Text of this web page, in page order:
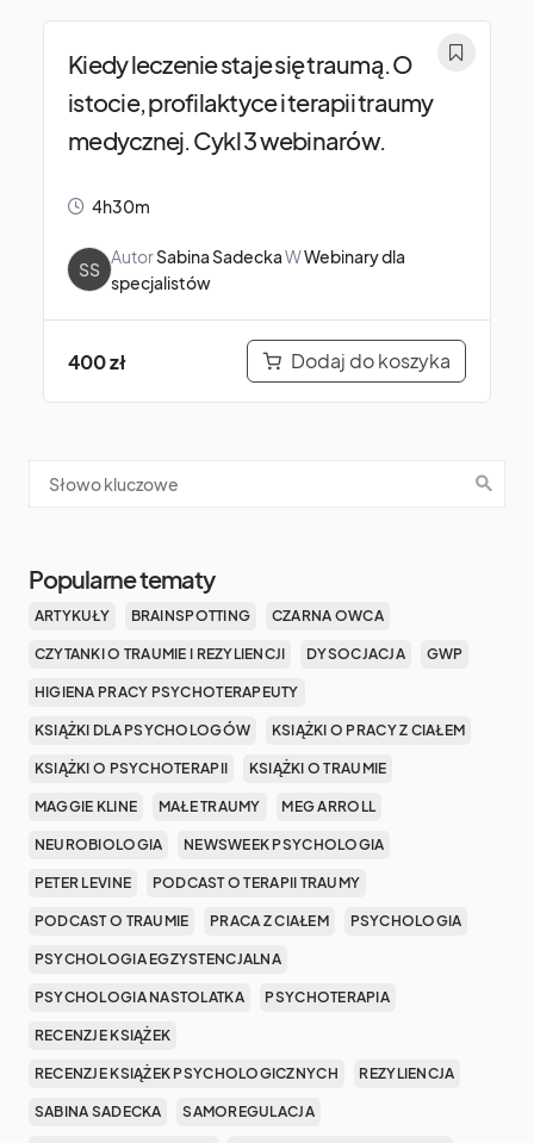
Kiedy leczenie staje się traumą. O
istocie, profilaktyce i terapii traumy
medycznej. Cykl 3 webinarów.
4h30m
SS
AutorSabina SadeckaWWebinary dla
specjalistów
400zł Dodaj do koszyka
Popularne tematy
ARTYKUŁY BRAINSPOTTING CZARNA OWCA
CZYTANKI O TRAUMIE I REZYLIENCJI DYSOCJACJA GWP
HIGIENA PRACY PSYCHOTERAPEUTY
KSIĄŻKI DLA PSYCHOLOGÓW KSIĄŻKI O PRACY Z CIAŁEM
KSIĄŻKI O PSYCHOTERAPII KSIĄŻKI O TRAUMIE
MAGGIE KLINE MAŁE TRAUMY MEG ARROLL
NEUROBIOLOGIA NEWSWEEK PSYCHOLOGIA
PETER LEVINE PODCAST O TERAPII TRAUMY
PODCAST O TRAUMIE PRACA Z CIAŁEM PSYCHOLOGIA
PSYCHOLOGIA EGZYSTENCJALNA
PSYCHOLOGIA NASTOLATKA PSYCHOTERAPIA
RECENZJE KSIĄŻEK
RECENZJE KSIĄŻEK PSYCHOLOGICZNYCH REZYLIENCJA
SABINA SADECKA SAMOREGULACJA